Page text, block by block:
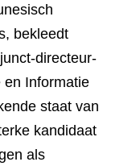
bekleedt
directeur-
en Informatie
staat van
kandidaat
als